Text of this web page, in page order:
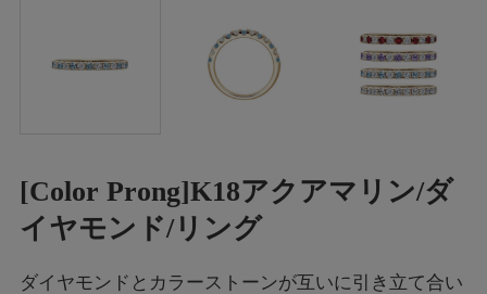
[Color Prong]K18アクアマリン/ダ
イヤモンド/リング
ダイヤモンドとカラーストーンが互いに引き立て合い